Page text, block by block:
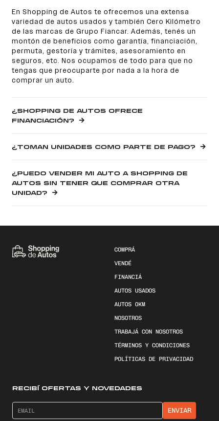
En Shopping de Autos te ofrecemos una extensa
variedad de autos usados y también Cero Kilómetro
de las marcas de Grupo Fiancar. Además, tenés un
montón de beneficios como garantía, financiación,
permuta, gestoría y trámites, asesoramiento en
seguros, etc. Nos ocupamos de todo para que no
tengas que preocuparte por nada a la hora de
comprar un auto.
¿SHOPPING DE AUTOS OFRECE
FINANCIACIÓN?
¿TOMAN UNIDADES COMO PARTE DE PAGO?
¿PUEDO VENDER MI AUTO A SHOPPING DE
AUTOS SIN TENER QUE COMPRAR OTRA
UNIDAD?
COMPRÁ
VENDÉ
FINANCIÁ
AUTOS USADOS
AUTOS 0KM
NOSOTROS
TRABAJÁ CON NOSOTROS
TÉRMINOS Y CONDICIONES
POLÍTICAS DE PRIVACIDAD
RECIBÍ OFERTAS Y NOVEDADES